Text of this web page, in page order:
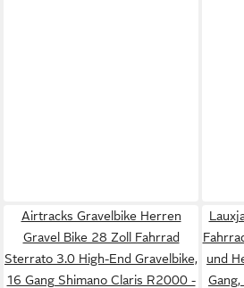
Airtracks Gravelbike Herren
Gravel Bike 28 Zoll Fahrrad
Sterrato 3.0 High-End Gravelbike,
16 Gang Shimano Claris R2000 -
und